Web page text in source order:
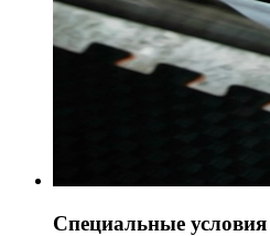
Специальные условия